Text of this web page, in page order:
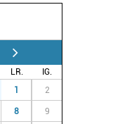
LR.
IG.
1 2
8 9